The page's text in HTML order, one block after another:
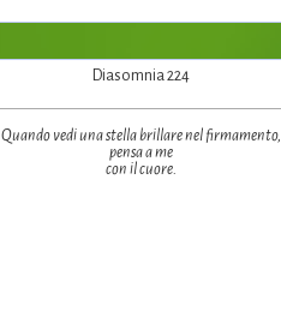
Diasomnia 224
Quando vedi una stella brillare nel firmamento,
pensa a me
con il cuore.